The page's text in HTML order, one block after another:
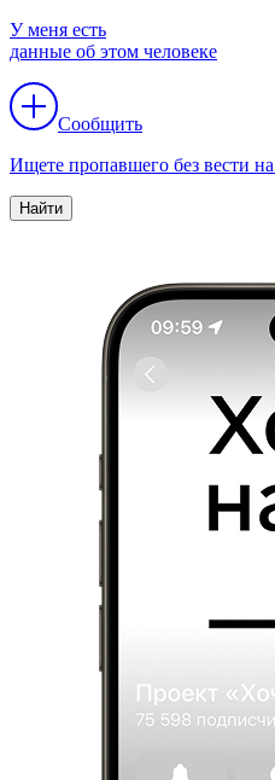
У меня есть
данные об этом человеке
Сообщить
Ищете пропавшего без вести
Найти